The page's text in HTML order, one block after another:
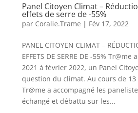
Panel Citoyen Climat –
effets de serre de -55%
par Coralie.Trame | Fév 17, 2022
PANEL CITOYEN CLIMAT –
EFFETS DE SERRE DE -55%
2021 à février 2022, un Panel
question du climat. Au cours de
Tr@me a accompagné les
échangé et débattu sur les...